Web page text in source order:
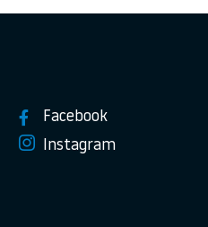
Facebook
Instagram